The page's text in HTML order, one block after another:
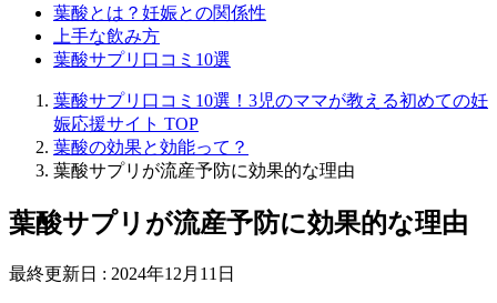
葉酸とは？妊娠との関係性
上手な飲み方
葉酸サプリ口コミ10選
葉酸サプリ口コミ10選！3児のママが教える初めての妊
娠応援サイト TOP
葉酸の効果と効能って？
葉酸サプリが流産予防に効果的な理由
葉酸サプリが流産予防に効果的な理由
最終更新日 : 2024年12月11日